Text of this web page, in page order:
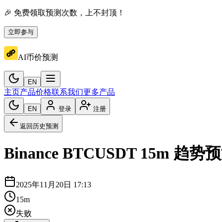
🎉 免费领取预测次数，上不封顶！
立即参与
AI币价预测
EN
主页产品价格联系我们更多产品
EN 登录 注册
返回历史预测
Binance BTCUSDT 15m 趋势
2025年11月20日 17:13
15m
失败